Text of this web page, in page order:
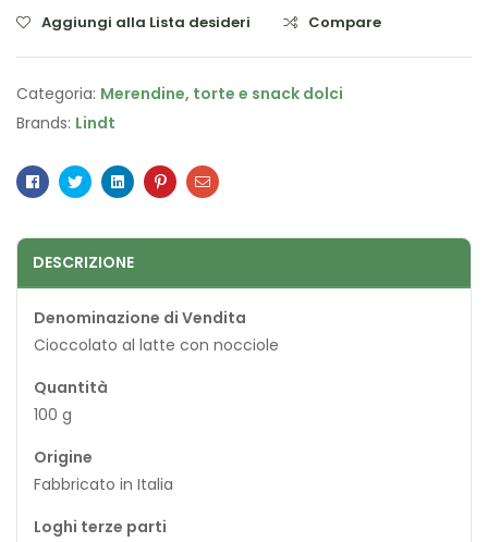
Aggiungi alla Lista desideri Compare
Categoria: Merendine, torte e snack dolci
Brands: Lindt
Facebook
TwitterLinkedinPinterestEmail
DESCRIZIONE
Denominazione di Vendita
Cioccolato al latte con nocciole
Quantità
100 g
Origine
Fabbricato in Italia
Loghi terze parti